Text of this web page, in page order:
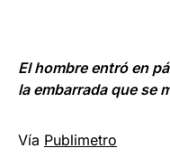
El hombre entró en
la embarrada que se
Vía Publimetro